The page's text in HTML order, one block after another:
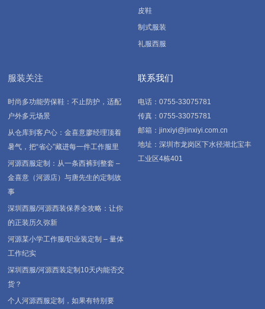
皮鞋
制式服装
礼服西服
服装关注
时尚多功能劳保鞋：不止防护，适配
户外多元场景
从仓库到客户心：金喜意廖经理顶着
暑气，把“省心”藏进每一件工作服里
河源西服定制：从一条西裤到整套 –
金喜意（河源店）与唐先生的定制故
事
深圳西服/河源西装保养全攻略：让你
的正装历久弥新
河源某小学工作服/职业装定制 – 量体
工作纪实
深圳西服/河源西装定制10天内能否交
货？
个人河源西服定制，如果有特别要
联系我们
电话：0755-33075781
传真：0755-33075781
邮箱：jinxiyi@jinxiyi.com.cn
地址：深圳市龙岗区下水径湖北宝丰
工业区4栋401